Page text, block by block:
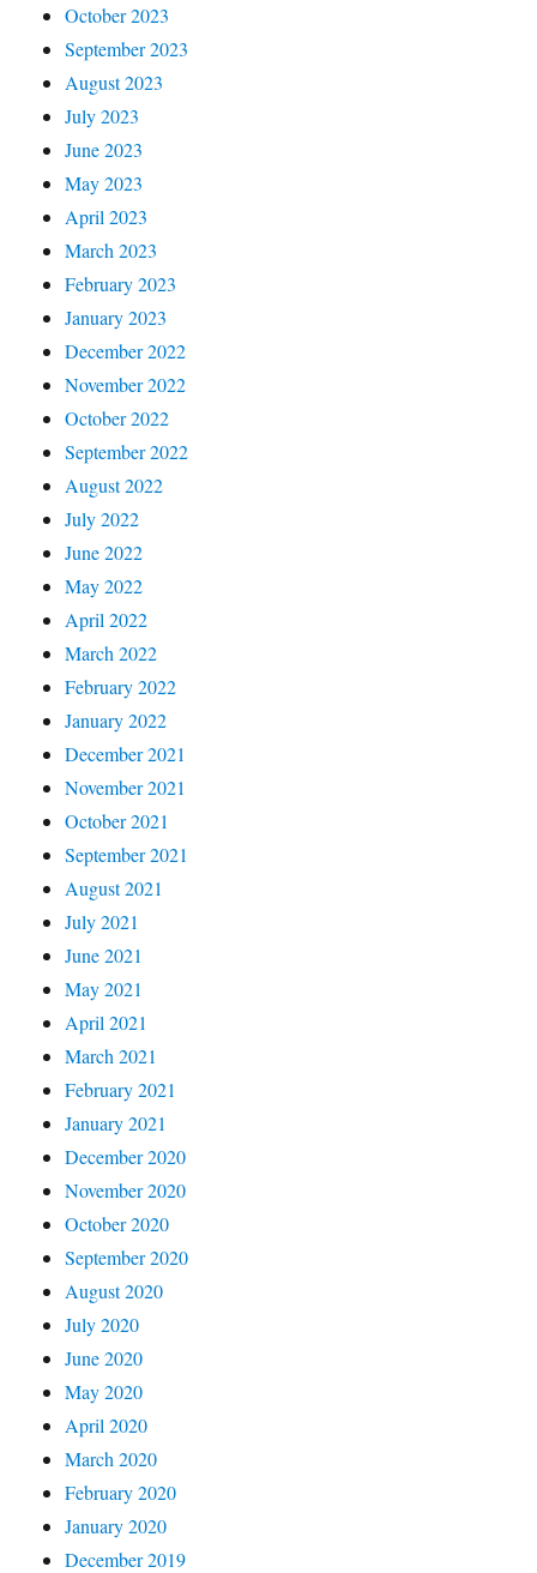
October 2023
September 2023
August 2023
July 2023
June 2023
May 2023
April 2023
March 2023
February 2023
January 2023
December 2022
November 2022
October 2022
September 2022
August 2022
July 2022
June 2022
May 2022
April 2022
March 2022
February 2022
January 2022
December 2021
November 2021
October 2021
September 2021
August 2021
July 2021
June 2021
May 2021
April 2021
March 2021
February 2021
January 2021
December 2020
November 2020
October 2020
September 2020
August 2020
July 2020
June 2020
May 2020
April 2020
March 2020
February 2020
January 2020
December 2019